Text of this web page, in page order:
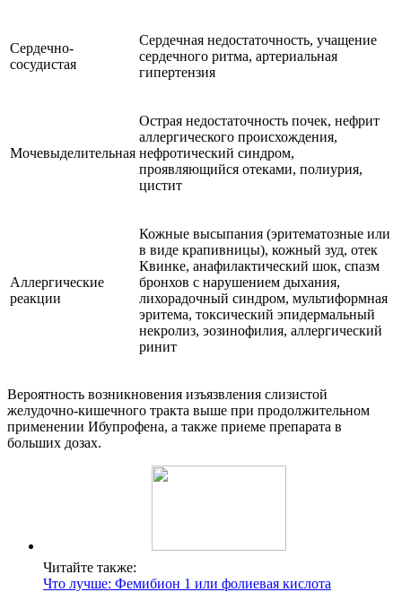
Сердечно-
сосудистая
Сердечная недостаточность, учащение
сердечного ритма, артериальная
гипертензия
Мочевыделительная
Острая недостаточность почек, нефрит
аллергического происхождения,
нефротический синдром,
проявляющийся отеками, полиурия,
цистит
Аллергические
реакции
Кожные высыпания (эритематозные или
в виде крапивницы), кожный зуд, отек
Квинке, анафилактический шок, спазм
бронхов с нарушением дыхания,
лихорадочный синдром, мультиформная
эритема, токсический эпидермальный
некролиз, эозинофилия, аллергический
ринит
Вероятность возникновения изъязвления слизистой
желудочно-кишечного тракта выше при продолжительном
применении Ибупрофена, а также приеме препарата в
больших дозах.
Читайте также:
Что лучше: Фемибион 1 или фолиевая кислота